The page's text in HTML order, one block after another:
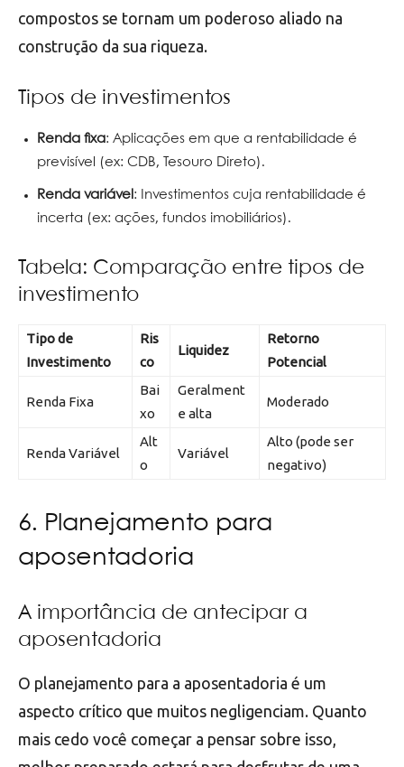
compostos se tornam um poderoso aliado na
construção da sua riqueza.
Tipos de investimentos
Renda fixa: Aplicações em que a rentabilidade é
previsível (ex: CDB, Tesouro Direto).
Renda variável : Investimentos cuja rentabilidade é
incerta (ex: ações, fundos imobiliários).
Tabela: Comparação entre tipos de
investimento
Tipo de
Investimento
Ris
co
Liquidez
Retorno
Potencial
Renda Fixa
Bai
xo
Geralment
e alta
Moderado
Renda Variável
Alt
o
Variável
Alto (pode ser
negativo)
6. Planejamento para
aposentadoria
A importância de antecipar a
aposentadoria
O planejamento para a aposentadoria é um
aspecto crítico que muitos negligenciam. Quanto
mais cedo você começar a pensar sobre isso,